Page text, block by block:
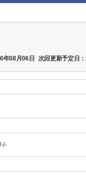
年08月06日 次回更新予定日